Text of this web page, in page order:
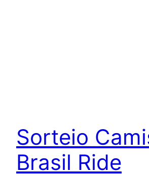
Sorteio
Brasil Ride